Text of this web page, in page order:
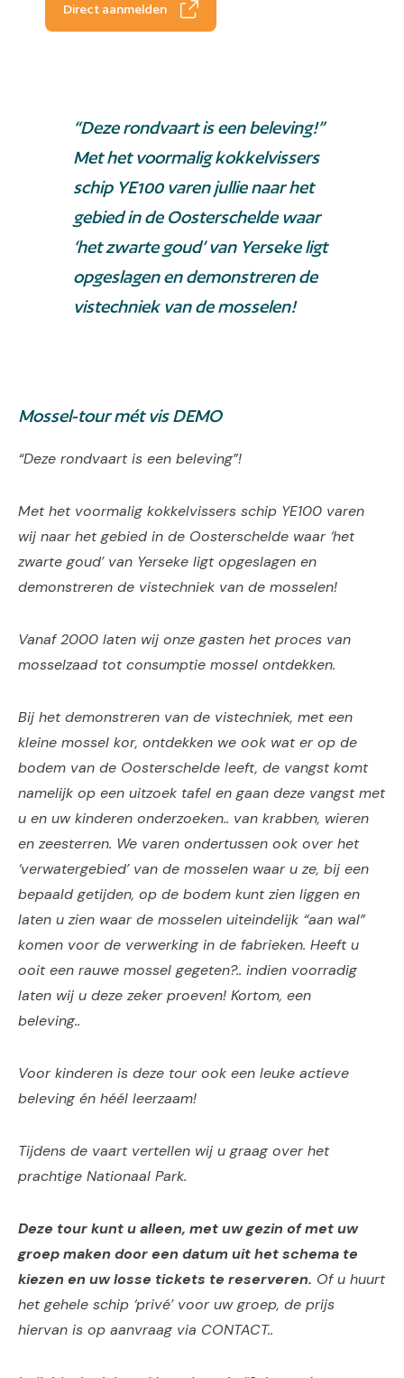
Direct aanmelden
“Deze rondvaart is een beleving!”
Met het voormalig kokkelvissers
schip YE100 varen jullie naar het
gebied in de Oosterschelde waar
‘het zwarte goud’ van Yerseke ligt
opgeslagen en demonstreren de
vistechniek van de mosselen!
Mossel-tour mét vis DEMO
“Deze rondvaart is een beleving”!
Met het voormalig kokkelvissers schip YE100 varen
wij naar het gebied in de Oosterschelde waar ‘het
zwarte goud’ van Yerseke ligt opgeslagen en
demonstreren de vistechniek van de mosselen!
Vanaf 2000 laten wij onze gasten het proces van
mosselzaad tot consumptie mossel ontdekken.
Bij het demonstreren van de vistechniek, met een
kleine mossel kor, ontdekken we ook wat er op de
bodem van de Oosterschelde leeft, de vangst komt
namelijk op een uitzoek tafel en gaan deze vangst met
u en uw kinderen onderzoeken.. van krabben, wieren
en zeesterren. We varen ondertussen ook over het
‘verwatergebied’ van de mosselen waar u ze, bij een
bepaald getijden, op de bodem kunt zien liggen en
laten u zien waar de mosselen uiteindelijk “aan wal”
komen voor de verwerking in de fabrieken. Heeft u
ooit een rauwe mossel gegeten?.. indien voorradig
laten wij u deze zeker proeven! Kortom, een
beleving..
Voor kinderen is deze tour ook een leuke actieve
beleving én héél leerzaam!
Tijdens de vaart vertellen wij u graag over het
prachtige Nationaal Park.
Deze tour kunt u alleen, met uw gezin of met uw
groep maken door een datum uit het schema te
kiezen en uw losse tickets te reserveren. Of u huurt
het gehele schip ‘privé’ voor uw groep, de prijs
hiervan is op aanvraag via CONTACT..